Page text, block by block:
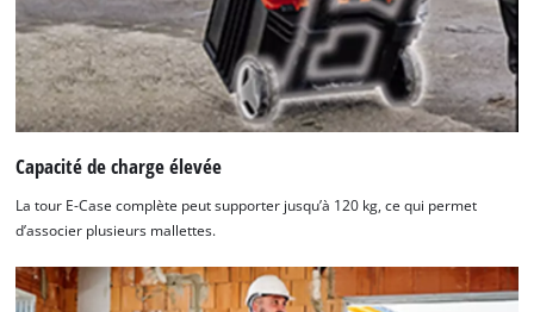
Capacité de charge élevée
La tour E-Case complète peut supporter jusqu’à 120 kg, ce qui permet
d’associer plusieurs mallettes.